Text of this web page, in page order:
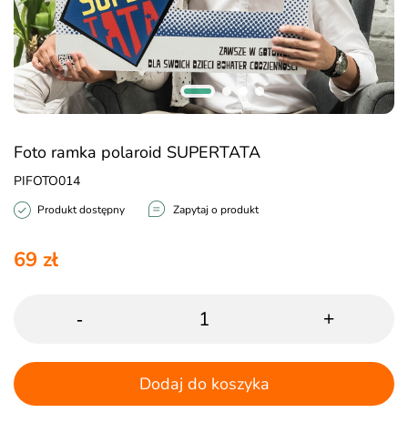
Foto ramka polaroid SUPERTATA
PIFOTO014
Produkt dostępny Zapytaj o produkt
69 zł
- +
Dodaj do koszyka